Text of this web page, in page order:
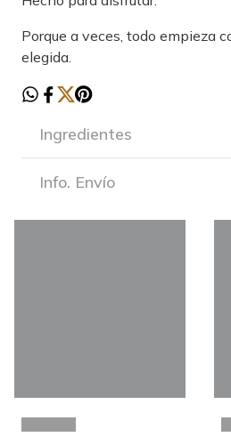
Porque a veces, todo empieza
elegida.
Ingredientes
Info. Envío